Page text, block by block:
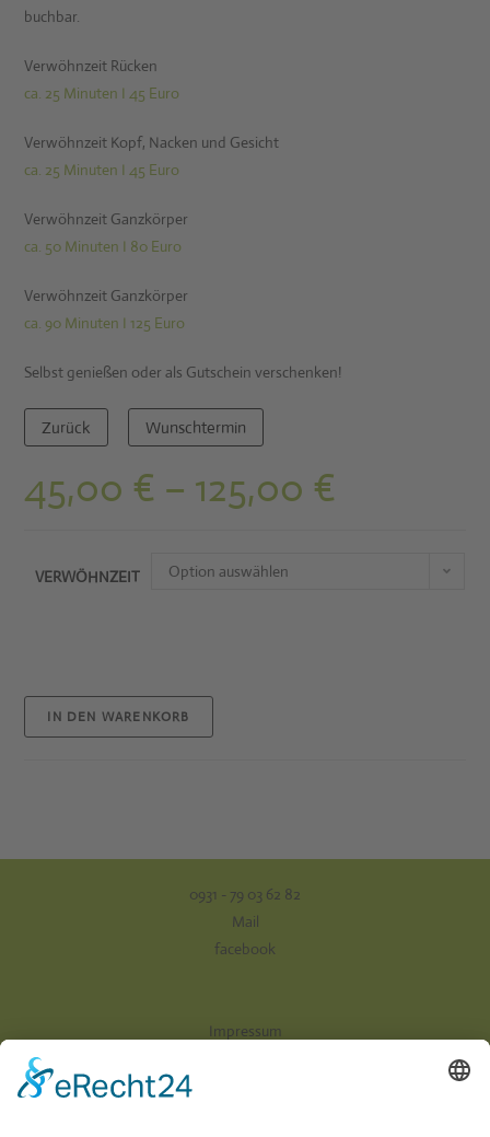
buchbar.
Verwöhnzeit Rücken
ca. 25 Minuten I 45 Euro
Verwöhnzeit Kopf, Nacken und Gesicht
ca. 25 Minuten I 45 Euro
Verwöhnzeit Ganzkörper
ca. 50 Minuten I 80 Euro
Verwöhnzeit Ganzkörper
ca. 90 Minuten I 125 Euro
Selbst genießen oder als Gutschein verschenken!
Zurück Wunschtermin
45,00 € – 125,00 €
VERWÖHNZEIT Option auswählen
IN DEN WARENKORB
0931 - 79 03 62 82
Mail
facebook
Impressum